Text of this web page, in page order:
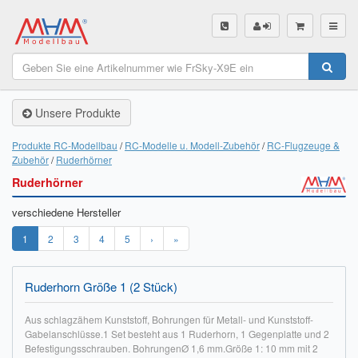
SHOP
Unsere Produkte
Servo Finder
BL-Motor Finder
Schiffsschrauben Finder
Räder Finder
Luftschrauben Finder
Sendungsverfolgung DHL
Unsere Produkte
Produkte RC-Modellbau RC-Modelle u. Modell-Zubehör RC-Flugzeuge &
Zubehör Ruderhörner
Ruderhörner
verschiedene Hersteller
1 2 3 4 5 › »
Ruderhorn Größe 1 (2 Stück)
Aus schlagzähem Kunststoff, Bohrungen für Metall- und Kunststoff-
Gabelanschlüsse.1 Set besteht aus 1 Ruderhorn, 1 Gegenplatte und 2
Befestigungsschrauben. BohrungenØ 1,6 mm.Größe 1: 10 mm mit 2